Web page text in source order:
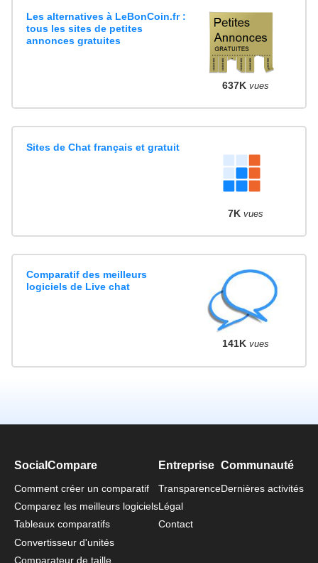
Les alternatives à LeBonCoin.fr :
tous les sites de petites
annonces gratuites
637K vues
Sites de Chat français et gratuit
7K vues
Comparatif des meilleurs
logiciels de Live chat
141K vues
SocialCompare
Comment créer un comparatif
Comparez les meilleurs logiciels
Tableaux comparatifs
Convertisseur d'unités
Comparateur de taille
Entreprise
Transparence
Légal
Contact
Communauté
Dernières activités